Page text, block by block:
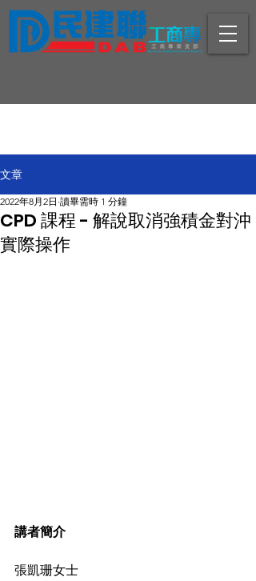
文章
CPD 課程 - 解說取消強積金對沖
實際操作
2022年8月2日 讀畢需時 1 分鐘
講者簡介
張凱珊女士